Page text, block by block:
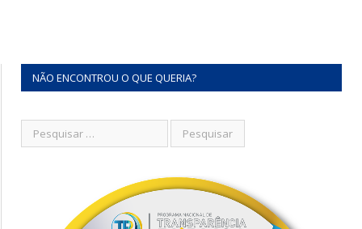
NÃO ENCONTROU O QUE QUERIA?